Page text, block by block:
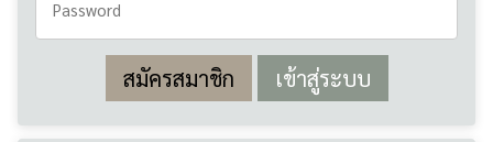
เข้าร่วมกลุ่ม LINE
เพื่อรับข่าวสารแจ้งเตือน